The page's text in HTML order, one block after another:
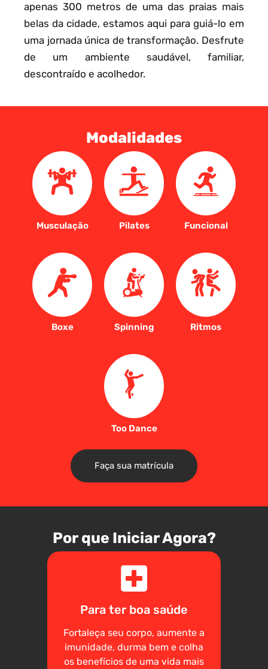
apenas 300 metros de uma das praias mais
belas da cidade, estamos aqui para guiá-lo em
uma jornada única de transformação. Desfrute
de um ambiente saudável, familiar,
descontraído e acolhedor.
Modalidades
Musculação Pilates Funcional
Boxe Spinning Ritmos
Too Dance
Faça sua matrícula
Por que Iniciar Agora?
Para ter boa saúde
Fortaleça seu corpo, aumente a
imunidade, durma bem e colha
os benefícios de uma vida mais